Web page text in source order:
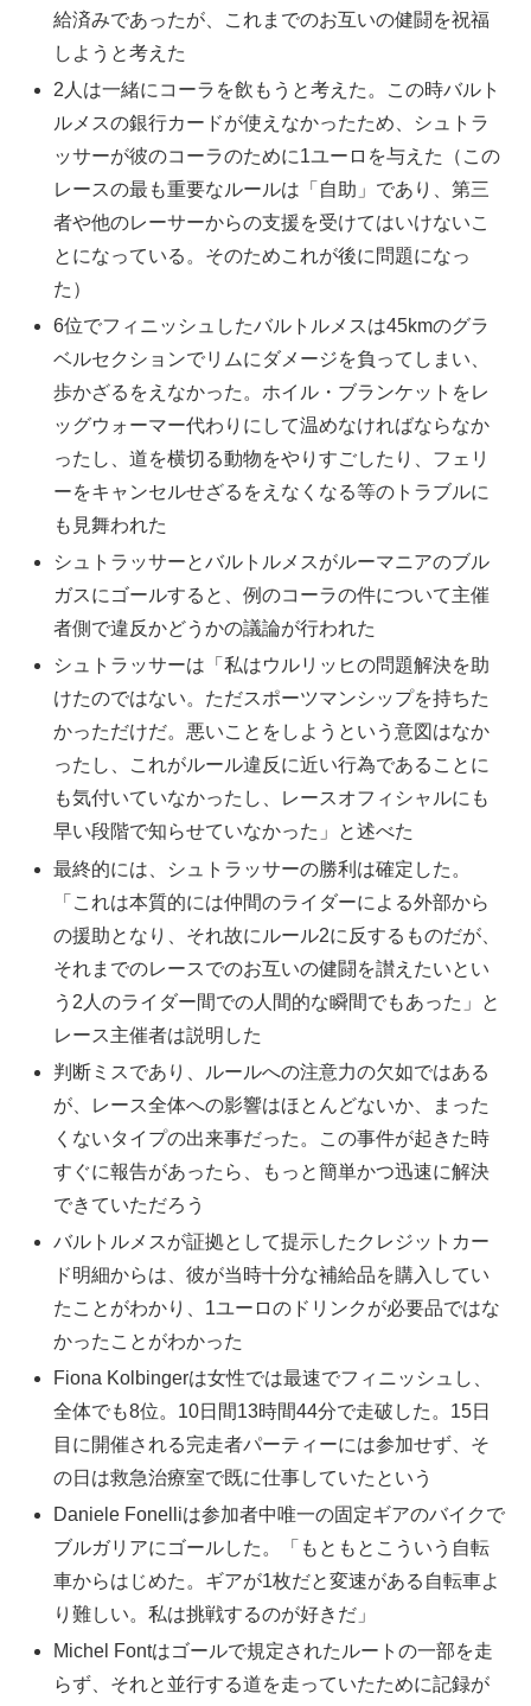
給済みであったが、これまでのお互いの健闘を祝福
しようと考えた
2人は一緒にコーラを飲もうと考えた。この時バルト
ルメスの銀行カードが使えなかったため、シュトラ
ッサーが彼のコーラのために1ユーロを与えた（この
レースの最も重要なルールは「自助」であり、第三
者や他のレーサーからの支援を受けてはいけないこ
とになっている。そのためこれが後に問題になっ
た）
6位でフィニッシュしたバルトルメスは45kmのグラ
ベルセクションでリムにダメージを負ってしまい、
歩かざるをえなかった。ホイル・ブランケットをレ
ッグウォーマー代わりにして温めなければならなか
ったし、道を横切る動物をやりすごしたり、フェリ
ーをキャンセルせざるをえなくなる等のトラブルに
も見舞われた
シュトラッサーとバルトルメスがルーマニアのブル
ガスにゴールすると、例のコーラの件について主催
者側で違反かどうかの議論が行われた
シュトラッサーは「私はウルリッヒの問題解決を助
けたのではない。ただスポーツマンシップを持ちた
かっただけだ。悪いことをしようという意図はなか
ったし、これがルール違反に近い行為であることに
も気付いていなかったし、レースオフィシャルにも
早い段階で知らせていなかった」と述べた
最終的には、シュトラッサーの勝利は確定した。
「これは本質的には仲間のライダーによる外部から
の援助となり、それ故にルール2に反するものだが、
それまでのレースでのお互いの健闘を讃えたいとい
う2人のライダー間での人間的な瞬間でもあった」と
レース主催者は説明した
判断ミスであり、ルールへの注意力の欠如ではある
が、レース全体への影響はほとんどないか、まった
くないタイプの出来事だった。この事件が起きた時
すぐに報告があったら、もっと簡単かつ迅速に解決
できていただろう
バルトルメスが証拠として提示したクレジットカー
ド明細からは、彼が当時十分な補給品を購入してい
たことがわかり、1ユーロのドリンクが必要品ではな
かったことがわかった
Fiona Kolbingerは女性では最速でフィニッシュし、
全体でも8位。10日間13時間44分で走破した。15日
目に開催される完走者パーティーには参加せず、そ
の日は救急治療室で既に仕事していたという
Daniele Fonelliは参加者中唯一の固定ギアのバイクで
ブルガリアにゴールした。「もともとこういう自転
車からはじめた。ギアが1枚だと変速がある自転車よ
り難しい。私は挑戦するのが好きだ」
Michel Fontはゴールで規定されたルートの一部を走
らず、それと並行する道を走っていたために記録が